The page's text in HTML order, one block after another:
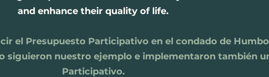
and enhance their quality of life.
el Presupuesto Participativo en el condado de
siguieron nuestro ejemplo e implementaron también
Participativo.